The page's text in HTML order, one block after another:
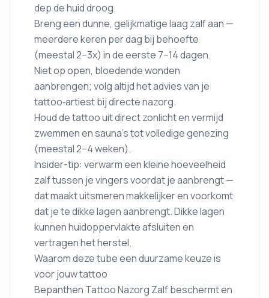
dep de huid droog.
Breng een dunne, gelijkmatige laag zalf aan —
meerdere keren per dag bij behoefte
(meestal 2–3x) in de eerste 7–14 dagen.
Niet op open, bloedende wonden
aanbrengen; volg altijd het advies van je
tattoo‑artiest bij directe nazorg.
Houd de tattoo uit direct zonlicht en vermijd
zwemmen en sauna’s tot volledige genezing
(meestal 2–4 weken).
Insider-tip: verwarm een kleine hoeveelheid
zalf tussen je vingers voordat je aanbrengt —
dat maakt uitsmeren makkelijker en voorkomt
dat je te dikke lagen aanbrengt. Dikke lagen
kunnen huidoppervlakte afsluiten en
vertragen het herstel.
Waarom deze tube een duurzame keuze is
voor jouw tattoo
Bepanthen Tattoo Nazorg Zalf beschermt en